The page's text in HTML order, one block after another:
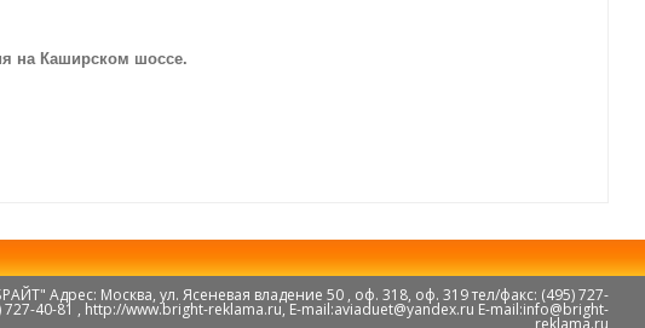
на Каширском шоссе.
Адрес: Москва, ул. Ясеневая владение 50 , оф. 318, оф. 319 тел/факс: (495) 727-
727-40-81 , http://www.bright-reklama.ru, E-mail:aviaduet@yandex.ru E-mail:info@bright-
reklama.ru